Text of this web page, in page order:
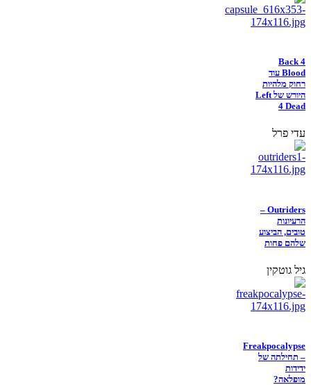
Back 4
Blood עוד
רחוק מלהיות
היורש של Left
4 Dead
עדי פרל
Outriders –
הרעיונות
טובים, הביצוע
שלהם פחות
גיל גוטקין
Freakpocalypse
– תחילתה של
ידידות
מופלאה?